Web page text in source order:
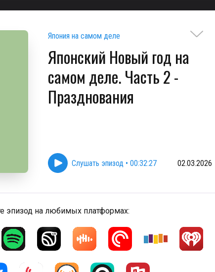
Япония на самом деле
Японский Новый год на
самом деле. Часть 2 -
Празднования
Слушать эпизод • 00:32:27 02.03.2026
эпизод на любимых платформах: